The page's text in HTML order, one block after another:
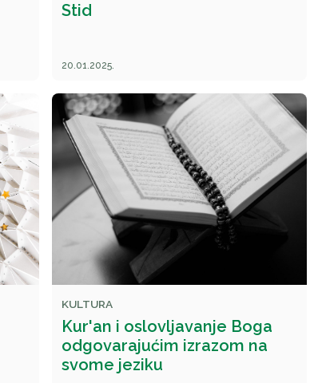
Stid
20.01.2025.
KULTURA
Kur'an i oslovljavanje Boga
odgovarajućim izrazom na
svome jeziku